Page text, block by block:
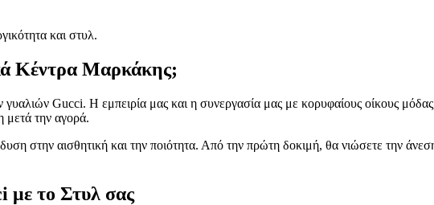
και στυλ.
Κέντρα Μαρκάκης;
Gucci. Η εμπειρία μας και η συνεργασία μας με κορυφαίους οίκους
μετά την αγορά.
στην αισθητική και την ποιότητα. Από την πρώτη δοκιμή, θα νιώσετε την
με το Στυλ σας